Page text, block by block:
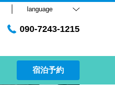
language
090-7243-1215
宿泊予約